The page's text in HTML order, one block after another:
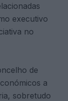
executivo
no
de
a
sobretudo